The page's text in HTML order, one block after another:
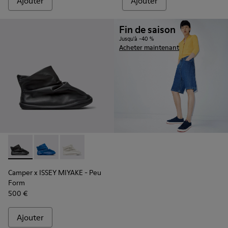
Camper x ISSEY MIYAKE - Peu Form - K300539-001 -
Camper x ISSEY MIYAKE - Peu Form - K300539-004
Camper x ISSEY MIYAKE - Peu Form -
Camper x ISSEY MIYAKE - Peu
Form
500 €
Ajouter
Fin de saison
Jusqu'à -40 %
Acheter maintenant